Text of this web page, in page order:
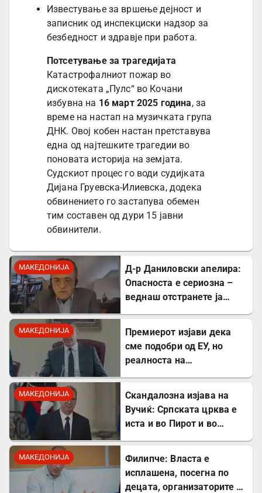
Известување за вршење дејност и
записник од инспекциски надзор за
безбедност и здравје при работа.
Потсетување за трагедијата
Катастрофалниот пожар во
дискотеката „Пулс“ во Кочани
избувна на 16 март 2025 година, за
време на настап на музичката група
ДНК. Овој кобен настан претставува
една од најтешките трагедии во
поновата историја на земјата.
Судскиот процес го води судијката
Дијана Груевска-Илиевска, додека
обвинението го застапува обемен
тим составен од дури 15 јавни
обвинители.
МАКЕДОНИЈА
Д-р Даниловски апелира:
Опасноста е сериозна –
веднаш отстранете ја
западнонилска треска!
МАКЕДОНИЈА
Премиерот изјави дека
сме подобри од ЕУ, но
реалноста на
МАКЕДОНИЈА
Скандалозна изјава на
Вучиќ: Српската црква е
иста и во Пирот и во
МАКЕДОНИЈА
Филипче: Власта е
исплашена, посегна по
децата, организаторите и